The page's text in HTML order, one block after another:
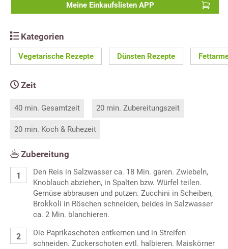
Meine Einkaufslisten APP
Kategorien
Vegetarische Rezepte Dünsten Rezepte
Zeit
40 min. Gesamtzeit 20 min. Zubereitungszeit
20 min. Koch & Ruhezeit
Zubereitung
Den Reis in Salzwasser ca. 18 Min. garen. Zwiebeln,
Knoblauch abziehen, in Spalten bzw. Würfel teilen.
Gemüse abbrausen und putzen. Zucchini in Scheiben,
Brokkoli in Röschen schneiden, beides in Salzwasser
ca. 2 Min. blanchieren.
Die Paprikaschoten entkernen und in Streifen
schneiden. Zuckerschoten evtl. halbieren. Maiskörner